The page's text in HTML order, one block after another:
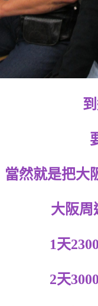
當然就是把大
大阪周
1天
2天